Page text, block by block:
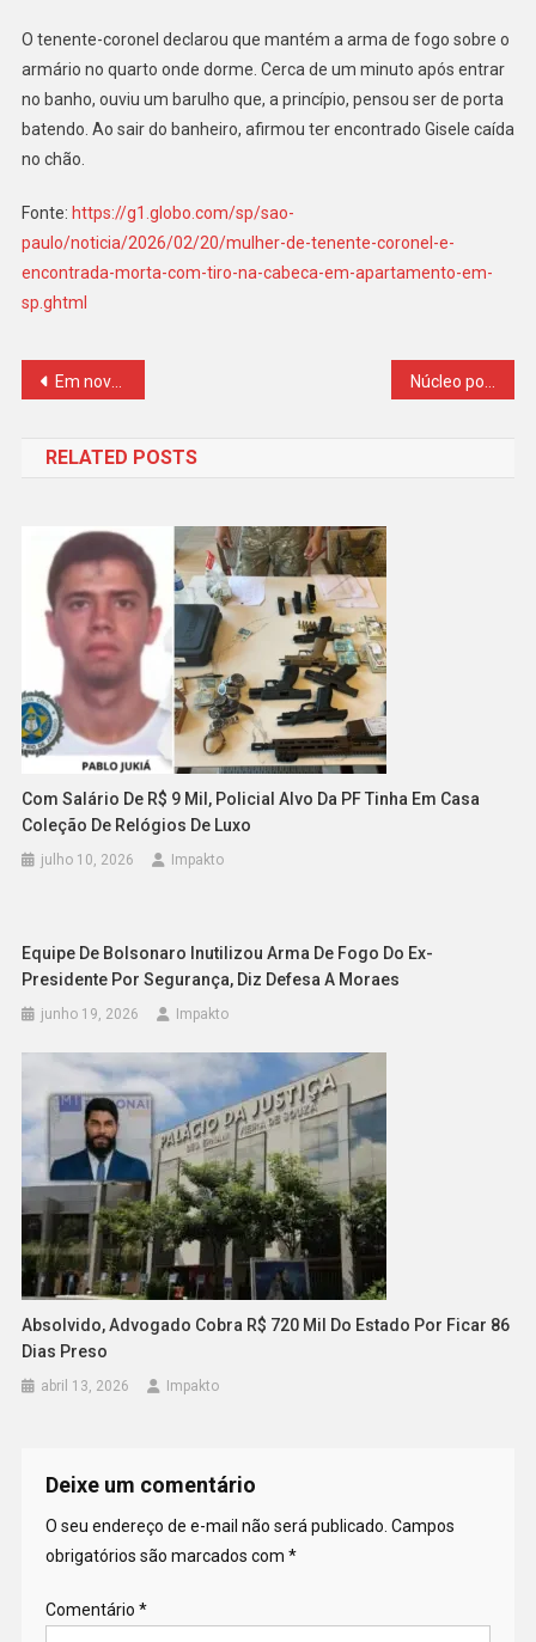
O tenente-coronel declarou que mantém a arma de fogo sobre o
armário no quarto onde dorme. Cerca de um minuto após entrar
no banho, ouviu um barulho que, a princípio, pensou ser de porta
batendo. Ao sair do banheiro, afirmou ter encontrado Gisele caída
no chão.
Fonte: https://g1.globo.com/sp/sao-
paulo/noticia/2026/02/20/mulher-de-tenente-coronel-e-
encontrada-morta-com-tiro-na-cabeca-em-apartamento-em-
sp.ghtml
Navegação
Post
Em novo depoimento, Ronnie Lessa admite sociedade com Rogério de Andrade e detalha esquema de bingo clandestino na Barra
RELATED POSTS
Com Salário De R$ 9 Mil, Policial Alvo Da PF Tinha Em Casa
Coleção De Relógios De Luxo
julho 10, 2026 Impakto
Equipe De Bolsonaro Inutilizou Arma De Fogo Do Ex-
Presidente Por Segurança, Diz Defesa A Moraes
junho 19, 2026 Impakto
Absolvido, Advogado Cobra R$ 720 Mil Do Estado Por Ficar 86
Dias Preso
abril 13, 2026 Impakto
Deixe um comentário
O seu endereço de e-mail não será publicado. Campos
obrigatórios são marcados com *
Comentário *